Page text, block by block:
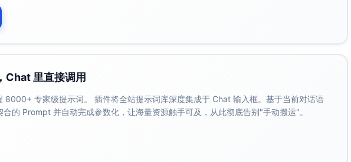
靠前（90秒/3步）vs 人群定向（新晋主管）；加入“附模板/清单”与不加的版本对比收
标题前10字加入“周报/STAR/可视化”等搜索高频词，提高被动搜索流量。
Chat 里直接调用
8000+ 专家级提示词。 插件将全站提示词库深度集成于 Chat 输入框。基于当前对话语
的 Prompt 并自动完成参数化，让海量资源触手可及，从此彻底告别"手动搬运"。